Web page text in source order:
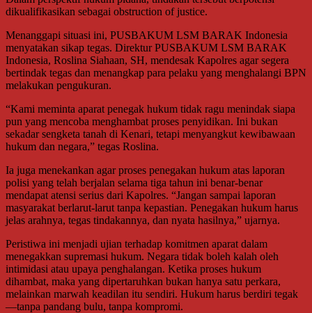
dikualifikasikan sebagai obstruction of justice.
Menanggapi situasi ini, PUSBAKUM LSM BARAK Indonesia
menyatakan sikap tegas. Direktur PUSBAKUM LSM BARAK
Indonesia, Roslina Siahaan, SH, mendesak Kapolres agar segera
bertindak tegas dan menangkap para pelaku yang menghalangi BPN
melakukan pengukuran.
“Kami meminta aparat penegak hukum tidak ragu menindak siapa
pun yang mencoba menghambat proses penyidikan. Ini bukan
sekadar sengketa tanah di Kenari, tetapi menyangkut kewibawaan
hukum dan negara,” tegas Roslina.
Ia juga menekankan agar proses penegakan hukum atas laporan
polisi yang telah berjalan selama tiga tahun ini benar-benar
mendapat atensi serius dari Kapolres. “Jangan sampai laporan
masyarakat berlarut-larut tanpa kepastian. Penegakan hukum harus
jelas arahnya, tegas tindakannya, dan nyata hasilnya,” ujarnya.
Peristiwa ini menjadi ujian terhadap komitmen aparat dalam
menegakkan supremasi hukum. Negara tidak boleh kalah oleh
intimidasi atau upaya penghalangan. Ketika proses hukum
dihambat, maka yang dipertaruhkan bukan hanya satu perkara,
melainkan marwah keadilan itu sendiri. Hukum harus berdiri tegak
—tanpa pandang bulu, tanpa kompromi.